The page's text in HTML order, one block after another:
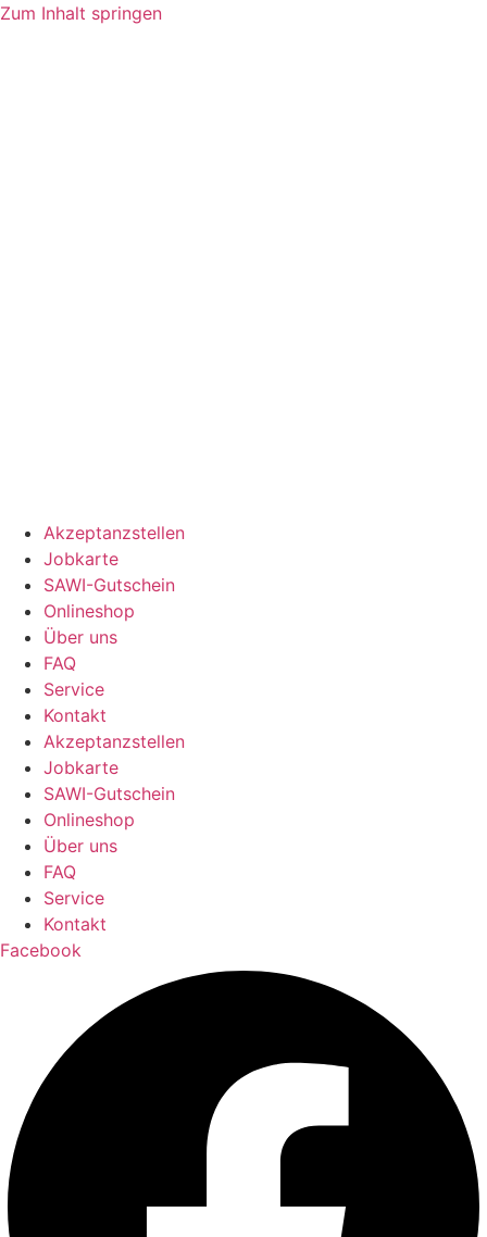
Zum Inhalt springen
Akzeptanzstellen
Jobkarte
SAWI-Gutschein
Onlineshop
Über uns
FAQ
Service
Kontakt
Akzeptanzstellen
Jobkarte
SAWI-Gutschein
Onlineshop
Über uns
FAQ
Service
Kontakt
Facebook